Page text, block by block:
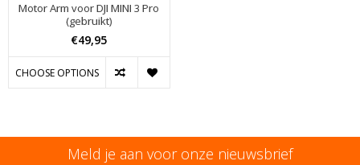
Motor Arm voor DJI MINI 3 Pro
(gebruikt)
€49,95
CHOOSE OPTIONS
Meld je aan voor onze nieuwsbrief